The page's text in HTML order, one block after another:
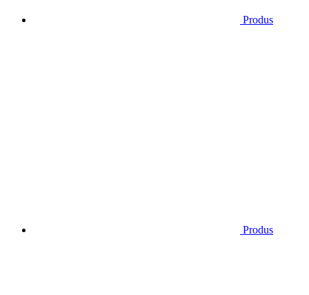
Produs
Produs